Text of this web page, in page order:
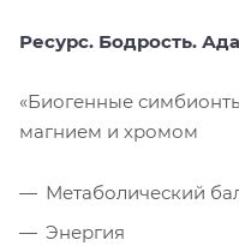
Ресурс. Бодрость.
«Биогенные
магнием и хромом
Метаболический
Энергия